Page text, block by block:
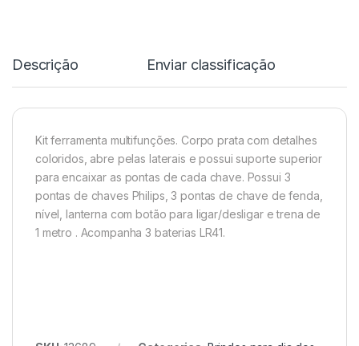
Descrição Enviar classificação
Kit ferramenta multifunções. Corpo prata com detalhes
coloridos, abre pelas laterais e possui suporte superior
para encaixar as pontas de cada chave. Possui 3
pontas de chaves Philips, 3 pontas de chave de fenda,
nível, lanterna com botão para ligar/desligar e trena de
1 metro . Acompanha 3 baterias LR41.